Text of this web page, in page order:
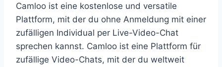
Camloo ist eine kostenlose und versatile
Plattform, mit der du ohne Anmeldung mit einer
zufälligen Individual per Live-Video-Chat
sprechen kannst. Camloo ist eine Plattform für
zufällige Video-Chats, mit der du weltweit